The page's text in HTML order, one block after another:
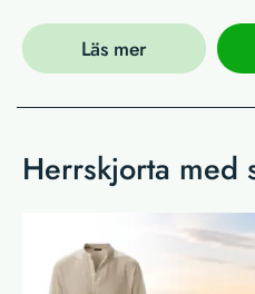
Läs mer
Herrskjorta med